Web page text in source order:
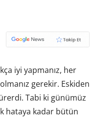
iyi yapmanız, her
gerekir. Eskiden
Tabi ki günümüz
hataya kadar bütün